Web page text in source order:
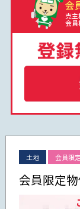
会
売主
会員
土地 会員限定
会員限定